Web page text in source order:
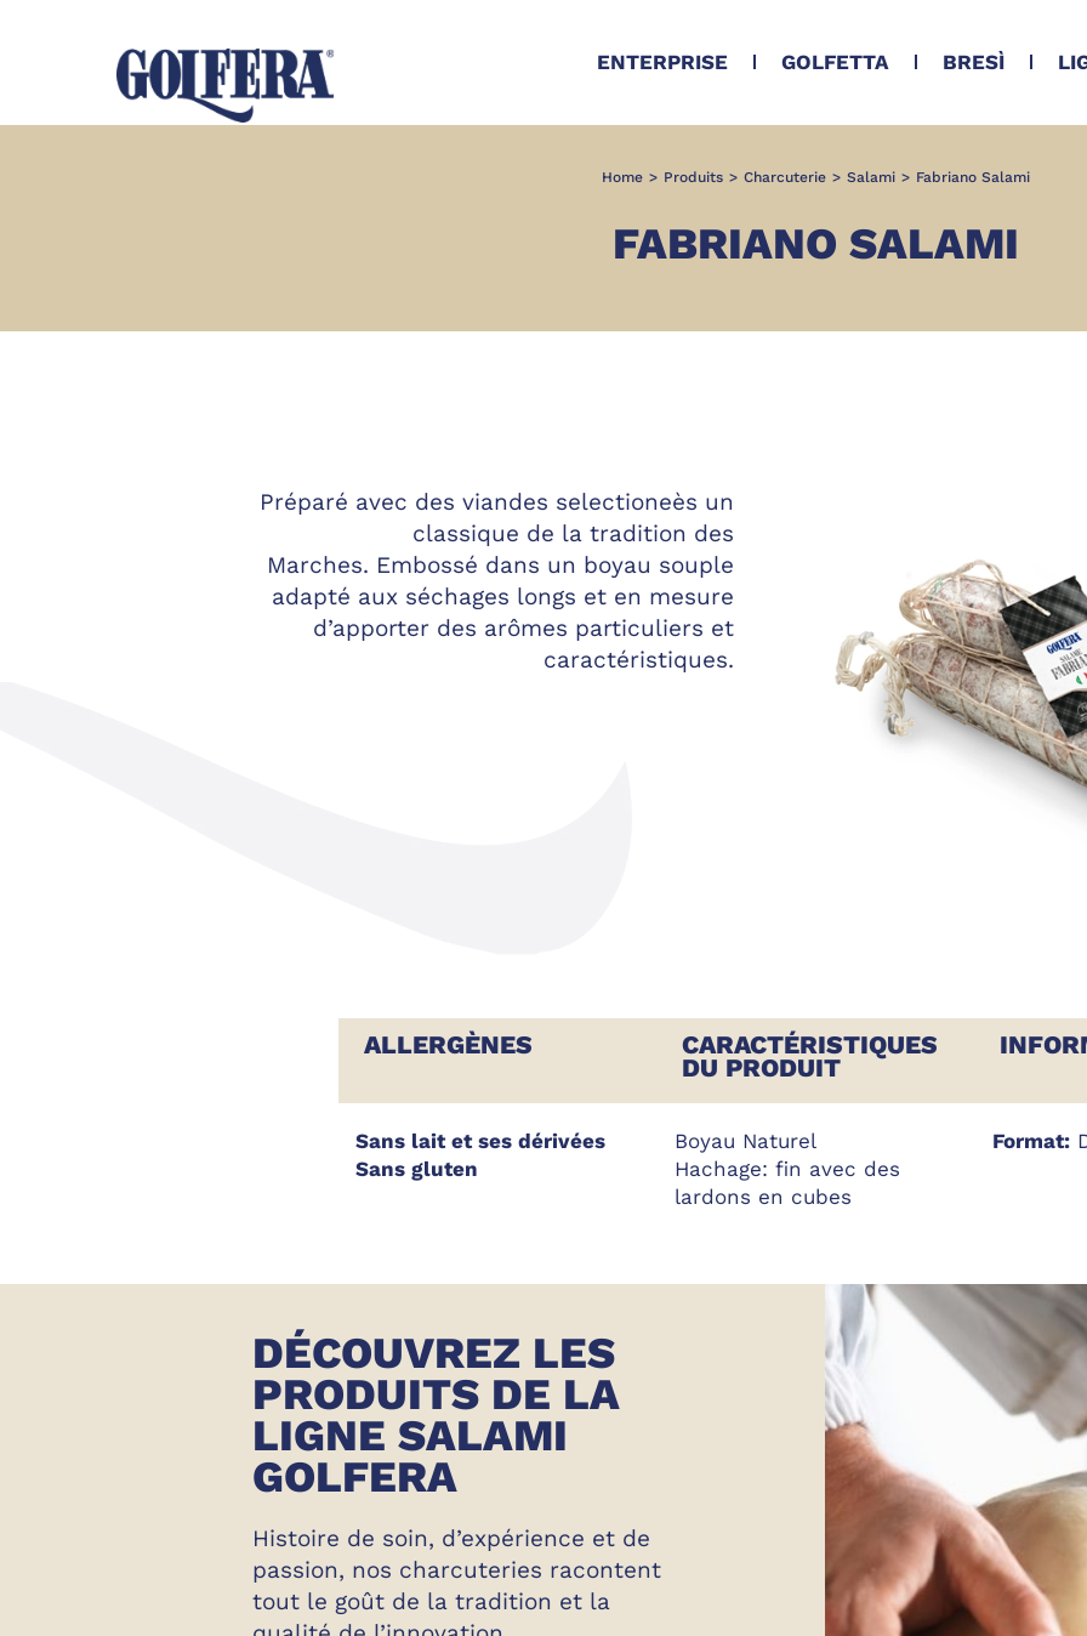
ENTERPRISE GOLFETTA BRESÌ
Home > Produits > Charcuterie > Salami > Fabriano Salami
FABRIANO SALAMI
Préparé avec des viandes selectioneès un
classique de la tradition des
Marches. Embossé dans un boyau souple
adapté aux séchages longs et en mesure
d’apporter des arômes particuliers et
caractéristiques.
ALLERGÈNES
Sans lait et ses dérivées
Sans gluten
CARACTÉRISTIQUES
DU PRODUIT
Boyau Naturel
Hachage: fin avec des
lardons en cubes
Format:
DÉCOUVREZ LES
PRODUITS DE LA
LIGNE SALAMI
GOLFERA
Histoire de soin, d’expérience et de
passion, nos charcuteries racontent
tout le goût de la tradition et la